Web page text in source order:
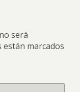
será
marcados